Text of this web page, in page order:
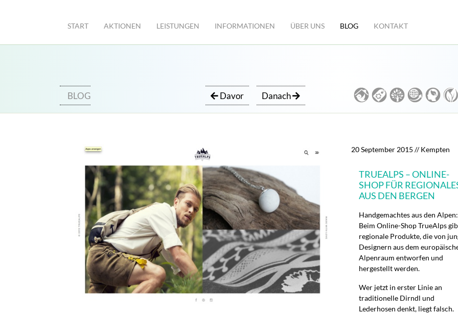
START AKTIONEN LEISTUNGEN INFORMATIONEN ÜBER UNS BLOG KONTAKT
BLOG Davor Danach
20 September 2015 // Kempten
TRUEALPS – ONLINE-
SHOP FÜR
AUS DEN BERGEN
Handgemachtes aus den Alpen:
Beim Online-Shop TrueAlps
regionale Produkte, die von
Designern aus dem
Alpenraum entworfen und
hergestellt werden.
Wer jetzt in erster Linie an
traditionelle Dirndl und
Lederhosen denkt, liegt falsch.